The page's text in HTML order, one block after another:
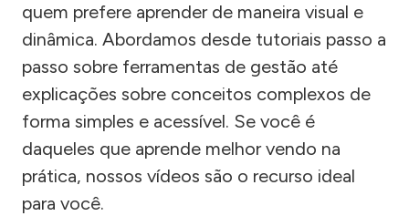
quem prefere aprender de maneira visual e
dinâmica. Abordamos desde tutoriais passo a
passo sobre ferramentas de gestão até
explicações sobre conceitos complexos de
forma simples e acessível. Se você é
daqueles que aprende melhor vendo na
prática, nossos vídeos são o recurso ideal
para você.